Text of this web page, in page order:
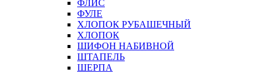
ФЛИС
ФУЛЕ
ХЛОПОК РУБАШЕЧНЫЙ
ХЛОПОК
ШИФОН НАБИВНОЙ
ШТАПЕЛЬ
ШЕРПА